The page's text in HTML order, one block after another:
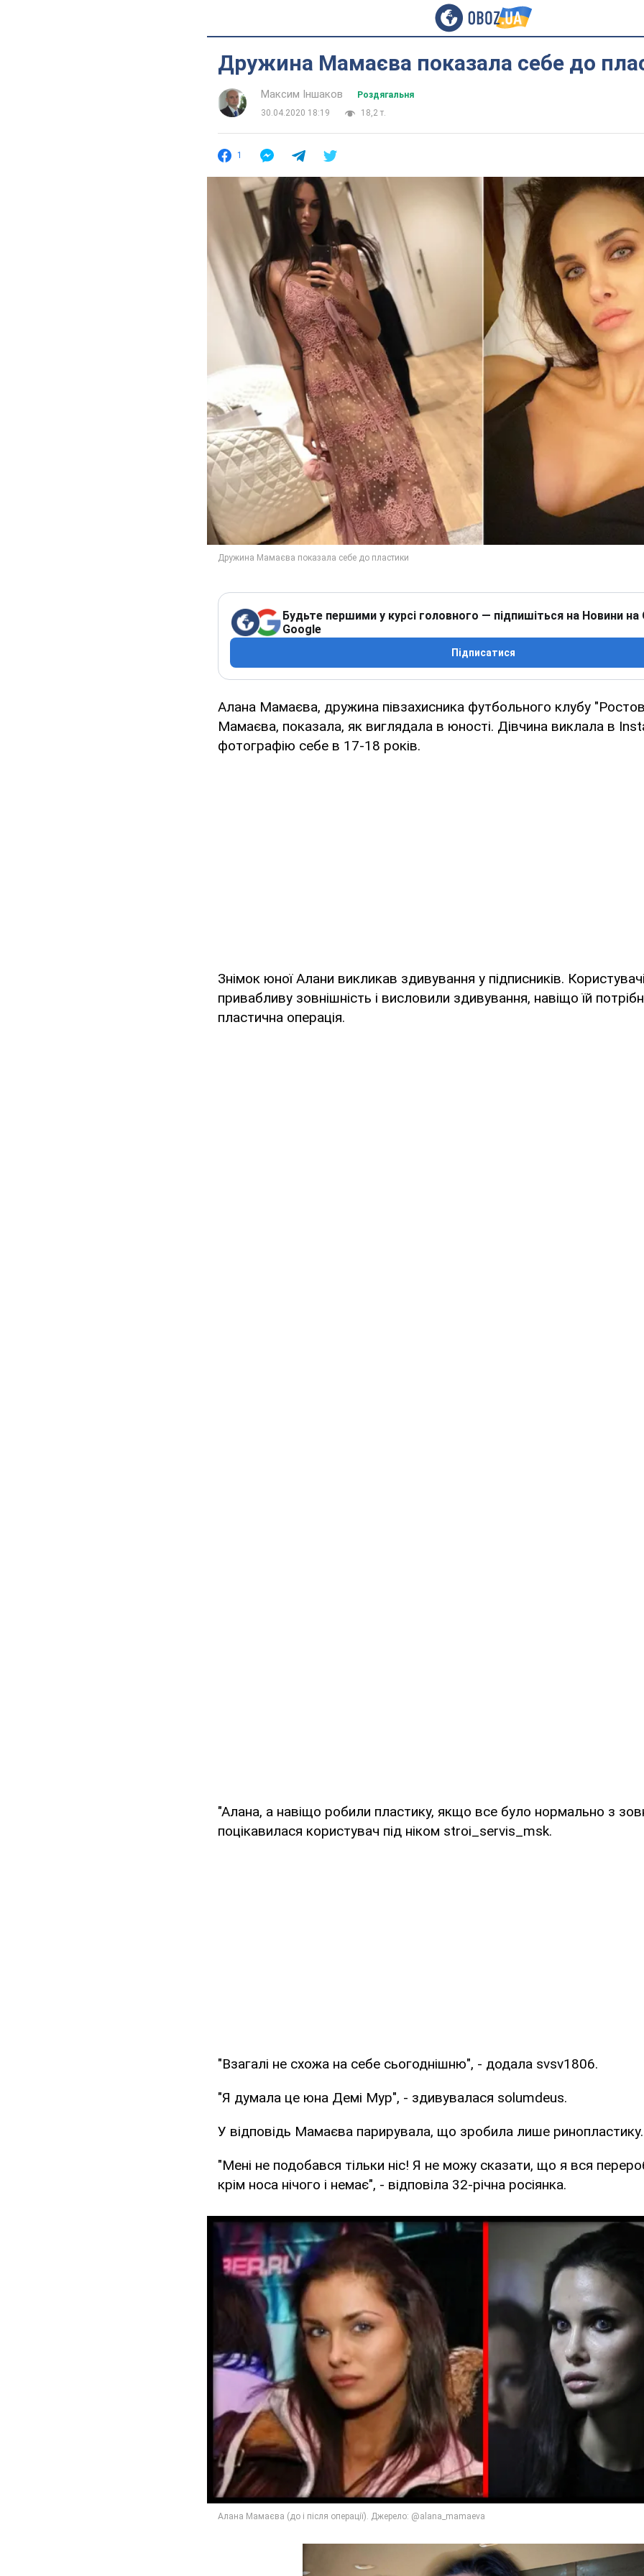
Дружина Мамаєва показала себе до
Максим Іншаков
Роздягальня
30.04.2020 18:19
18,2 т.
1
Будьте першими у курсі головного — підпишіться на Новини на
Google
Підписатися
Алана Мамаєва, дружина півзахисника футбольного клубу
Мамаєва, показала, як виглядала в юності. Дівчина виклала в
фотографію себе в 17-18 років.
Знімок юної Алани викликав здивування у пiдписникiв. Користувачі
привабливу зовнішність і висловили здивування, навіщо їй
пластична операція.
"Алана, а навіщо робили пластику, якщо все було нормально з
поцікавилася користувач під ніком stroi_servis_msk.
"Взагалі не схожа на себе сьогоднішню", - додала svsv1806.
"Я думала це юна Демі Мур", - здивувалася solumdeus.
У відповідь Мамаєва парирувала, що зробила лише ринопластику.
"Мені не подобався тільки ніс! Я не можу сказати, що я вся
крім носа нічого і немає", - відповіла 32-річна росіянка.